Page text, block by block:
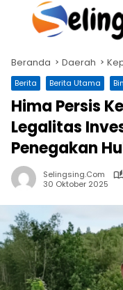
Langsung
Beranda Daerah
Berita Berita Utama
Hima Persis
Legalitas
Penegakan
Selingsing.com
30 Oktober 2025